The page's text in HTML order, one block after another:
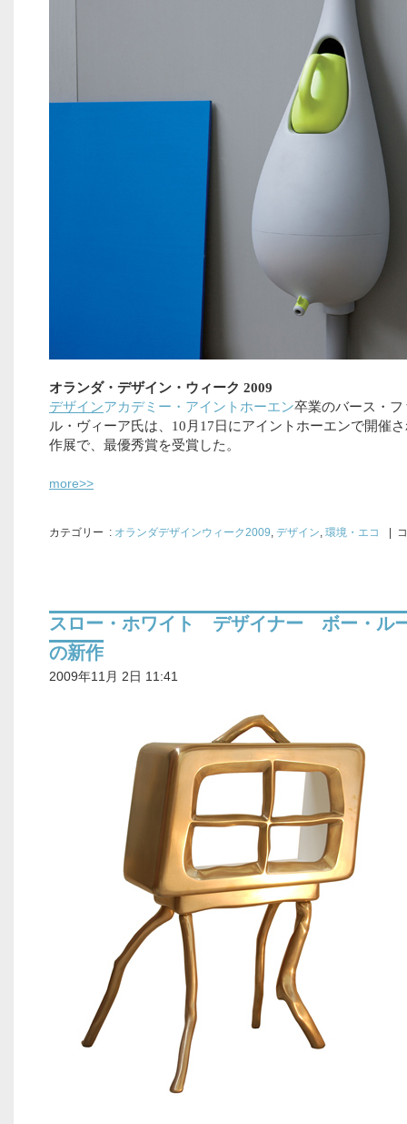
オランダ・デザイン・ウィーク 2009
デザインアカデミー・アイントホーエン卒業のバース・フ
ル・ヴィーア氏は、10月17日にアイントホーエンで開催
作展で、最優秀賞を受賞した。
more>>
カテゴリー : オランダデザインウィーク2009, デザイン, 環境・エコ |
スロー・ホワイト デザイナー ボー・ル
の新作
2009年11月 2日 11:41